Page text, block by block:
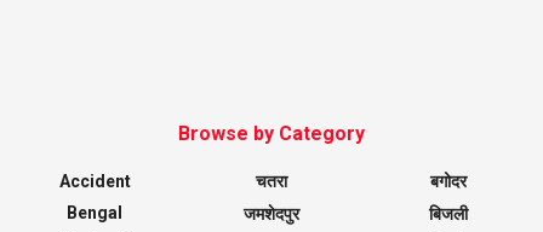
Browse by Category
Accident
Bengal
चतरा
जमशेदपुर
बगोदर
बिजली